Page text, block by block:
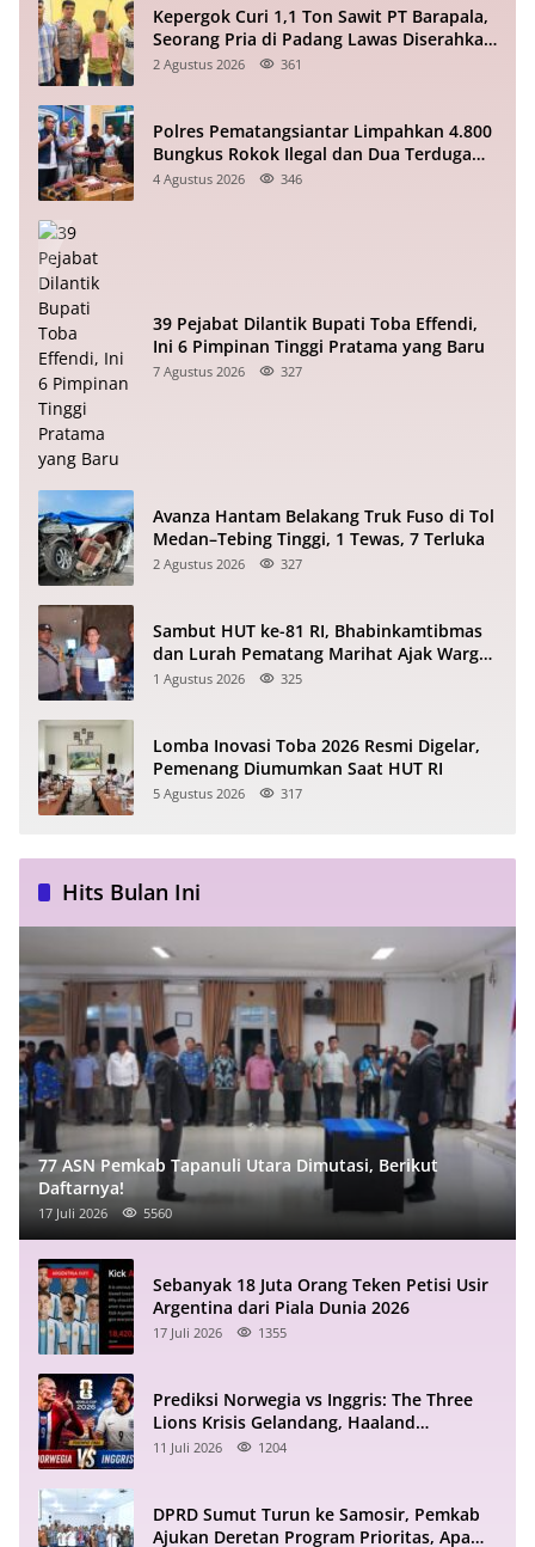
Kepergok Curi 1,1 Ton Sawit PT Barapala,
Seorang Pria di Padang Lawas Diserahkan
ke Polisi
2 Agustus 2026 361
Polres Pematangsiantar Limpahkan 4.800
Bungkus Rokok Ilegal dan Dua Terduga
Pelaku ke Bea Cukai
4 Agustus 2026 346
39 Pejabat Dilantik Bupati Toba Effendi,
Ini 6 Pimpinan Tinggi Pratama yang Baru
7 Agustus 2026 327
Avanza Hantam Belakang Truk Fuso di Tol
Medan–Tebing Tinggi, 1 Tewas, 7 Terluka
2 Agustus 2026 327
Sambut HUT ke-81 RI, Bhabinkamtibmas
dan Lurah Pematang Marihat Ajak Warga
Kibarkan Merah Putih
1 Agustus 2026 325
Lomba Inovasi Toba 2026 Resmi Digelar,
Pemenang Diumumkan Saat HUT RI
5 Agustus 2026 317
Hits Bulan Ini
77 ASN Pemkab Tapanuli Utara Dimutasi, Berikut
Daftarnya!
17 Juli 2026 5560
Sebanyak 18 Juta Orang Teken Petisi Usir
Argentina dari Piala Dunia 2026
17 Juli 2026 1355
Prediksi Norwegia vs Inggris: The Three
Lions Krisis Gelandang, Haaland
Mengintai
11 Juli 2026 1204
DPRD Sumut Turun ke Samosir, Pemkab
Ajukan Deretan Program Prioritas, Apa